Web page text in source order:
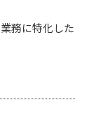
務に特化した